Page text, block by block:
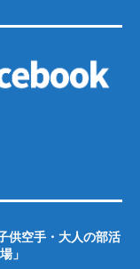
供空手・大人の部活
」